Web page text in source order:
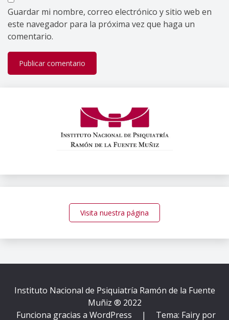
Guardar mi nombre, correo electrónico y sitio web en
este navegador para la próxima vez que haga un
comentario.
Visita nuestra página
Instituto Nacional de Psiquiatría Ramón de la Fuente
Muñiz ® 2022
Funciona gracias a WordPress
| Tema: Fairy por